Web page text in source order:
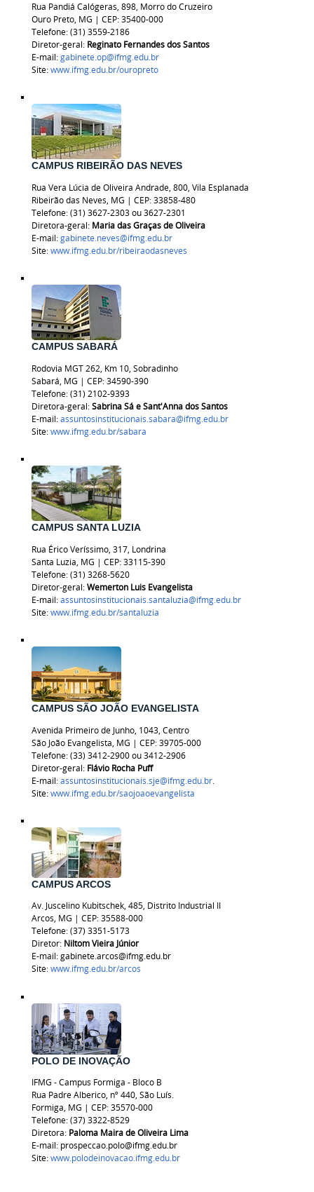
Rua Pandiá Calógeras, 898, Morro do Cruzeiro
Ouro Preto, MG | CEP: 35400-000
Telefone: (31) 3559-2186
Diretor-geral: Reginato Fernandes dos Santos
E-mail:gabinete.op@ifmg.edu.br
Site:www.ifmg.edu.br/ouropreto
CAMPUS RIBEIRÃO DAS NEVES
Rua Vera Lúcia de Oliveira Andrade, 800, Vila Esplanada
Ribeirão das Neves, MG | CEP: 33858-480
Telefone: (31) 3627-2303 ou3627-2301
Diretora-geral: Maria das Graças de Oliveira
E-mail:gabinete.neves@ifmg.edu.br
Site:www.ifmg.edu.br/ribeiraodasneves
CAMPUS SABARÁ
Rodovia MGT 262, Km 10, Sobradinho
Sabará, MG | CEP: 34590-390
Telefone: (31) 2102-9393
Diretora-geral:Sabrina Sá e Sant'Anna dos Santos
E-mail:assuntosinstitucionais.sabara@ifmg.edu.br
Site:www.ifmg.edu.br/sabara
CAMPUS SANTA LUZIA
Rua Érico Veríssimo, 317, Londrina
Santa Luzia, MG | CEP: 33115-390
Telefone: (31) 3268-5620
Diretor-geral:Wemerton Luis Evangelista
E-mail:assuntosinstitucionais.santaluzia@ifmg.edu.br
Site:www.ifmg.edu.br/santaluzia
CAMPUS SÃO JOÃO EVANGELISTA
Avenida Primeiro de Junho, 1043, Centro
São João Evangelista, MG | CEP: 39705-000
Telefone: (33) 3412-2900 ou 3412-2906
Diretor-geral: Flávio Rocha Puff
E-mail:assuntosinstitucionais.sje@ifmg.edu.br.
Site:www.ifmg.edu.br/saojoaoevangelista
CAMPUS ARCOS
Av. Juscelino Kubitschek, 485, Distrito Industrial II
Arcos, MG | CEP: 35588-000
Telefone: (37) 3351-5173
Diretor: Niltom Vieira Júnior
E-mail: gabinete.arcos@ifmg.edu.br
Site:www.ifmg.edu.br/arcos
POLO DE INOVAÇÃO
IFMG - Campus Formiga - Bloco B
Rua Padre Alberico, nº 440, São Luís.
Formiga, MG | CEP: 35570-000
Telefone: (37) 3322-8529
Diretora: Paloma Maira de Oliveira Lima
E-mail: prospeccao.polo@ifmg.edu.br
Site:www.polodeinovacao.ifmg.edu.br